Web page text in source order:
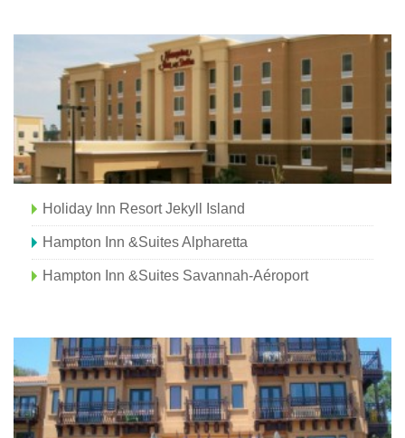
Holiday Inn Resort Jekyll Island
Hampton Inn &Suites Alpharetta
Hampton Inn &Suites Savannah-Aéroport